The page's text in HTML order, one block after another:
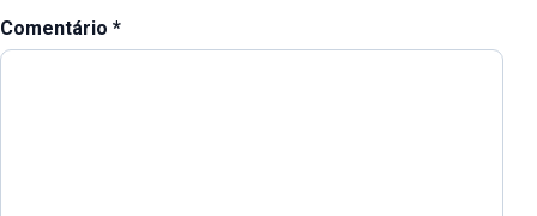
Comentário *